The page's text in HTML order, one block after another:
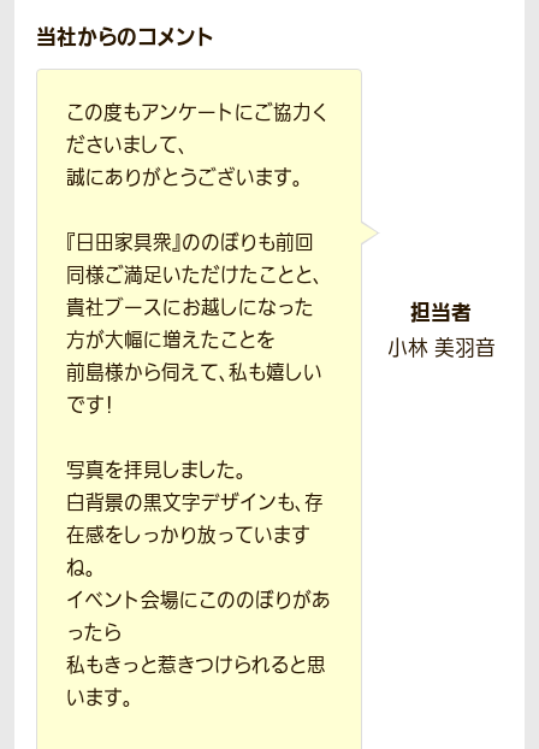
当社からのコメント
この度もアンケートにご協力く
ださいまして、
誠にありがとうございます。
『日田家具衆』ののぼりも前回
同様ご満足いただけたことと、
貴社ブースにお越しになった
方が大幅に増えたことを
前島様から伺えて、私も嬉しい
です！
写真を拝見しました。
白背景の黒文字デザインも、存
在感をしっかり放っています
ね。
イベント会場にこののぼりがあ
ったら
私もきっと惹きつけられると思
います。
担当者
小林 美羽音